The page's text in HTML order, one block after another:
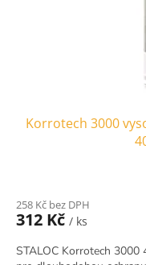
Korrotech 3000
258 Kč bez DPH
312 Kč / ks
STALOC Korrotech 3000